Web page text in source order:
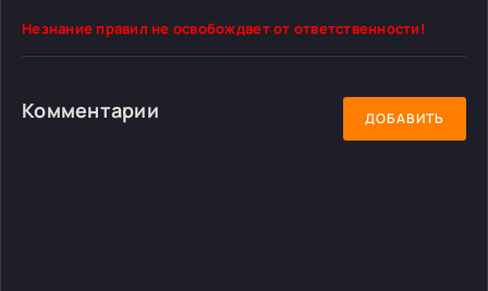
Незнание правил не освобождает от ответственности!
Комментарии ДОБАВИТЬ